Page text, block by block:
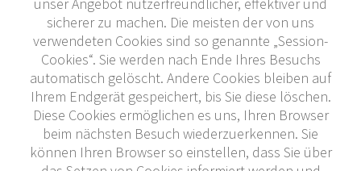
sicherer zu machen. Die meisten der von uns
verwendeten Cookies sind so genannte „Session-
Cookies“. Sie werden nach Ende Ihres Besuchs
automatisch gelöscht. Andere Cookies bleiben auf
Ihrem Endgerät gespeichert, bis Sie diese löschen.
Diese Cookies ermöglichen es uns, Ihren Browser
beim nächsten Besuch wiederzuerkennen. Sie
können Ihren Browser so einstellen, dass Sie über